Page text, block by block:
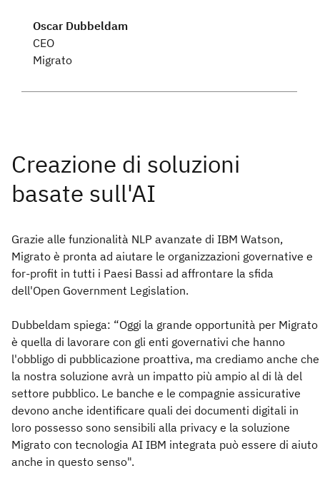
Oscar Dubbeldam
CEO
Migrato
Grazie alle funzionalità NLP avanzate di IBM Watson,
Migrato è pronta ad aiutare le organizzazioni governative e
for-profit in tutti i Paesi Bassi ad affrontare la sfida
dell'Open Government Legislation.
Dubbeldam spiega: “Oggi la grande opportunità per Migrato
è quella di lavorare con gli enti governativi che hanno
l'obbligo di pubblicazione proattiva, ma crediamo anche che
la nostra soluzione avrà un impatto più ampio al di là del
settore pubblico. Le banche e le compagnie assicurative
devono anche identificare quali dei documenti digitali in
loro possesso sono sensibili alla privacy e la soluzione
Migrato con tecnologia AI IBM integrata può essere di aiuto
anche in questo senso".